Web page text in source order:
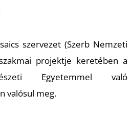
szervezet (Szerb Nemzeti
projektje keretében a
Egyetemmel való
valósul meg.